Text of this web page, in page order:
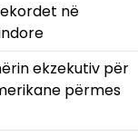
në
ekzekutiv për
përmes